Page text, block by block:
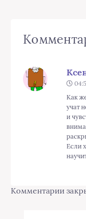
Как
учат
и
Если
Комментарии